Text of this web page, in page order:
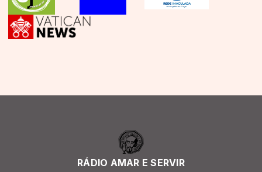
RÁDIO AMAR E SERVIR